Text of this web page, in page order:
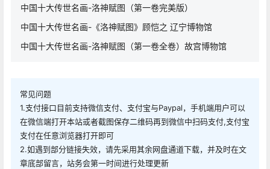
中国十大传世名画-洛神赋图（第一卷完美版）
中国十大传世名画-《洛神赋图》顾恺之 辽宁博物馆
中国十大传世名画-洛神赋图（第一卷全卷）故宫博物馆
常见问题
1.支付接口目前支持微信支付、支付宝与Paypal，手机端用户可以
在微信端打开本站或者截图保存二维码再到微信中扫码支付,支付宝
支付在任意浏览器打开即可
2.如遇到部分链接失效，请先采用其余网盘通道下载，并及时在文
章底部留言，站务会第一时间进行处理更新